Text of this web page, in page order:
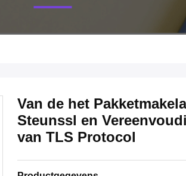
Van de het
Steunssl en
van TLS Protocol